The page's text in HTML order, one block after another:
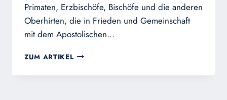
Primaten, Erzbischöfe, Bischöfe und die anderen
Oberhirten, die in Frieden und Gemeinschaft
mit dem Apostolischen…
ZUM ARTIKEL ENZYKLIKA
CHRISTI